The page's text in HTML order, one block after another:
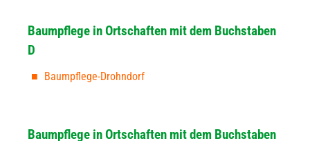
Baumpflege in Ortschaften mit dem Buchstaben
D
Baumpflege-Drohndorf
Baumpflege in Ortschaften mit dem Buchstaben